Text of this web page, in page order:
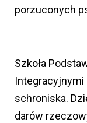
porzuconych
Szkoła
Integracyjnymi
schroniska.
darów